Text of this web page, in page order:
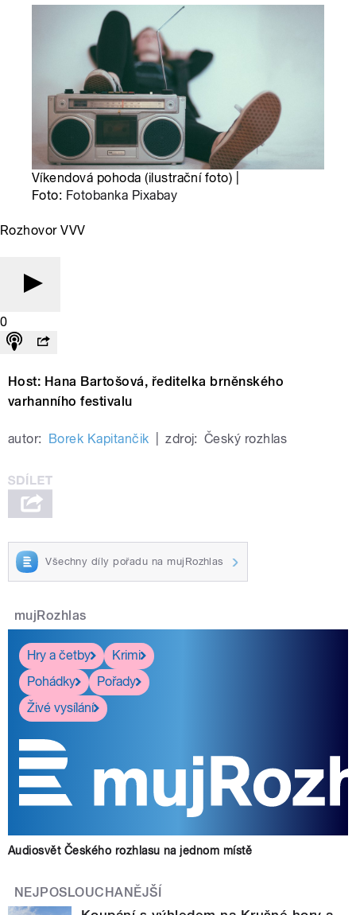
Víkendová pohoda (ilustrační foto) |
Foto: Fotobanka Pixabay
Rozhovor VVV
0
Host: Hana Bartošová, ředitelka brněnského
varhanního festivalu
autor: Borek Kapitančik zdroj: Český rozhlas
Všechny díly pořadu na mujRozhlas
mujRozhlas
Hry a četby
Krimi
Pohádky
Pořady
Živé vysílání
Audiosvět Českého rozhlasu na jednom místě
NEJPOSLOUCHANĚJŠÍ